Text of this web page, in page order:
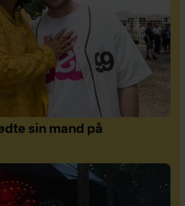
sin mand på